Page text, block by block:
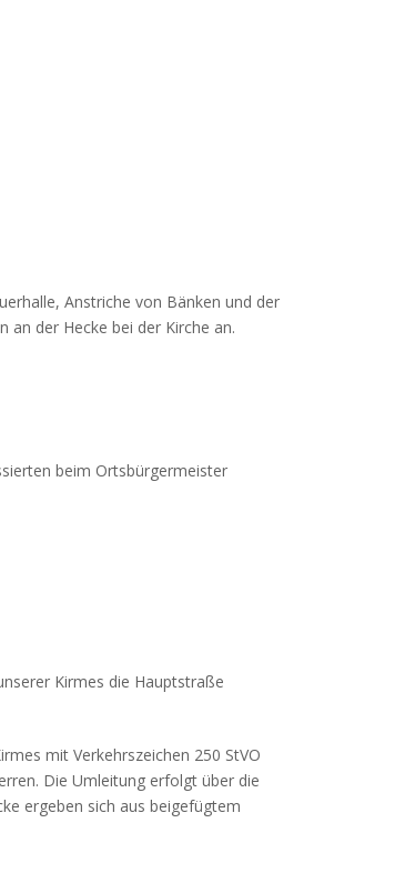
Anstriche von Bänken und der
an der Hecke bei der Kirche an.
beim Ortsbürgermeister
Kirmes die Hauptstraße
mit Verkehrszeichen 250 StVO
Die Umleitung erfolgt über die
ergeben sich aus beigefügtem